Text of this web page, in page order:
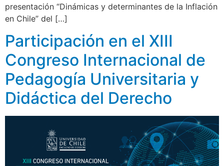
presentación “Dinámicas y determinantes de la Inflación
en Chile” del […]
Participación en el XIII
Congreso Internacional de
Pedagogía Universitaria y
Didáctica del Derecho